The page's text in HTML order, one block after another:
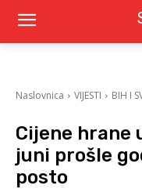
Naslovnica VIJESTI BIH I
Cijene hrane
juni prošle
posto